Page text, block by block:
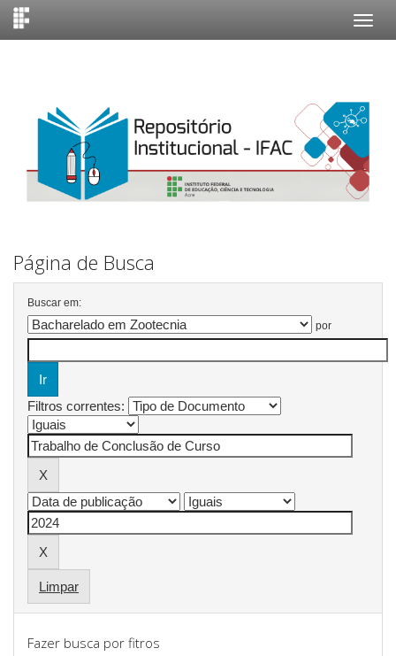
Página de Busca
Buscar em:
por
Filtros correntes:
Limpar
Fazer busca por fitros